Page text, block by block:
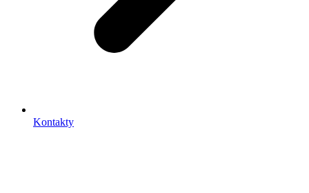
Kontakty